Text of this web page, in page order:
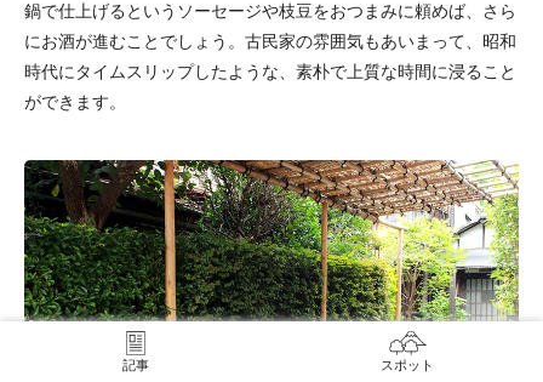
鍋で仕上げるというソーセージや枝豆をおつまみに頼めば、さら
にお酒が進むことでしょう。古民家の雰囲気もあいまって、昭和
時代にタイムスリップしたような、素朴で上質な時間に浸ること
ができます。
記事 スポット